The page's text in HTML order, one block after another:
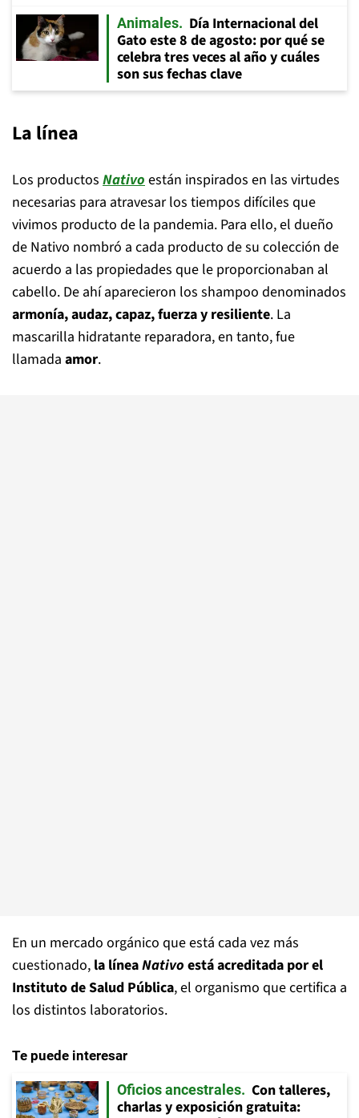
Animales
Día Internacional del
Gato este 8 de agosto: por qué se
celebra tres veces al año y cuáles
son sus fechas clave
La línea
Los productos Nativoestán inspirados en las virtudes
necesarias para atravesar los tiempos difíciles que
vivimos producto de la pandemia. Para ello, el dueño
de Nativo nombró a cada producto de su colección de
acuerdo a las propiedades que le proporcionaban al
cabello. De ahí aparecieron los shampoo denominados
armonía, audaz, capaz, fuerza y resiliente. La
mascarilla hidratante reparadora, en tanto, fue
llamada amor.
En un mercado orgánico que está cada vez más
cuestionado, la líneaNativo está acreditada por el
Instituto de Salud Pública, el organismo que certifica a
los distintos laboratorios.
Te puede interesar
Oficios ancestrales
Con talleres,
charlas y exposición gratuita: